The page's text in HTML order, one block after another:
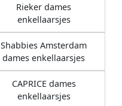
Rieker dames
enkellaarsjes
Shabbies Amsterdam
dames enkellaarsjes
CAPRICE dames
enkellaarsjes